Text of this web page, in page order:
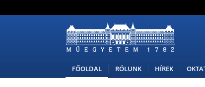
FŐOLDAL RÓLUNK HÍREK